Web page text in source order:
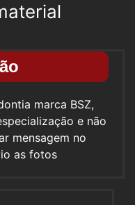
marca BSZ,
e não
mensagem no
as fotos